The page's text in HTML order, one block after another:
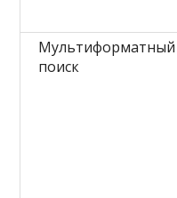
Мультиформатный
поиск